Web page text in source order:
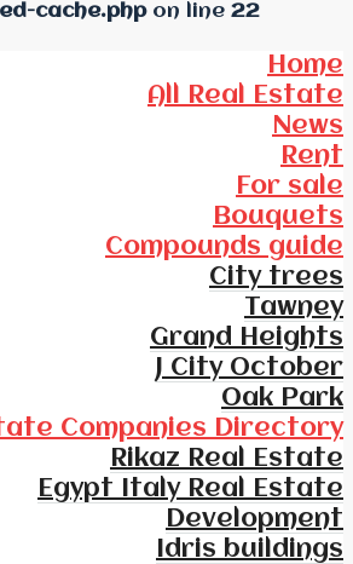
cache.phpon line 22
Home
All Real Estate
News
Rent
For sale
Bouquets
Compounds guide
City trees
Tawney
Grand Heights
J City October
Oak Park
Companies Directory
Rikaz Real Estate
Egypt Italy Real Estate
Development
Idris buildings